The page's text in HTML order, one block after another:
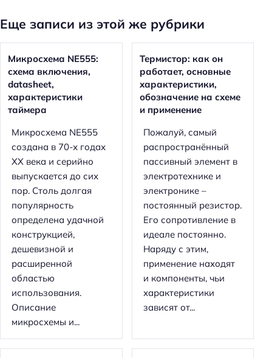
Еще записи из этой же рубрики
Микросхема NE555:
схема включения,
datasheet,
характеристики
таймера
Микросхема NE555
создана в 70-х годах
XX века и серийно
выпускается до сих
пор. Столь долгая
популярность
определена удачной
конструкцией,
дешевизной и
расширенной
областью
использования.
Описание
микросхемы и...
Термистор: как он
работает, основные
характеристики,
обозначение на схеме
и применение
Пожалуй, самый
распространённый
пассивный элемент в
электротехнике и
электронике –
постоянный резистор.
Его сопротивление в
идеале постоянно.
Наряду с этим,
применение находят
и компоненты, чьи
характеристики
зависят от...